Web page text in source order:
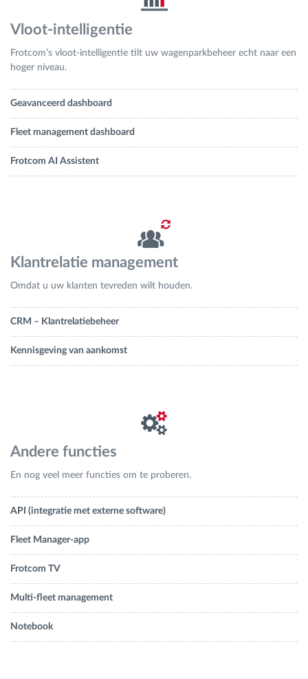
Vloot-intelligentie
Frotcom’s vloot-intelligentie tilt uw wagenparkbeheer echt naar een
hoger niveau.
Geavanceerd dashboard
Fleet management dashboard
Frotcom AI Assistent
Klantrelatie management
Omdat u uw klanten tevreden wilt houden.
CRM – Klantrelatiebeheer
Kennisgeving van aankomst
Andere functies
En nog veel meer functies om te proberen.
API (integratie met externe software)
Fleet Manager-app
Frotcom TV
Multi-fleet management
Notebook